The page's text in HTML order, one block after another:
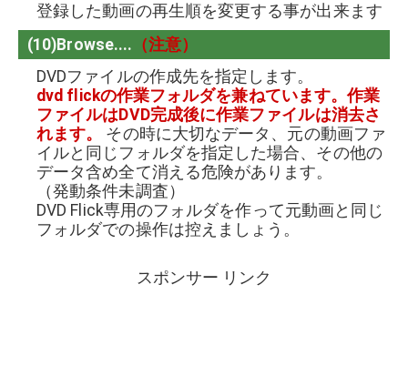
登録した動画の再生順を変更する事が出来ます
(10)Browse.... （注意）
DVDファイルの作成先を指定します。
dvd flickの作業フォルダを兼ねています。作業
ファイルはDVD完成後に作業ファイルは消去さ
れます。
その時に大切なデータ、元の動画ファ
イルと同じフォルダを指定した場合、その他の
データ含め全て消える危険があります。
（発動条件未調査）
DVD Flick専用のフォルダを作って元動画と同じ
フォルダでの操作は控えましょう。
スポンサー リンク